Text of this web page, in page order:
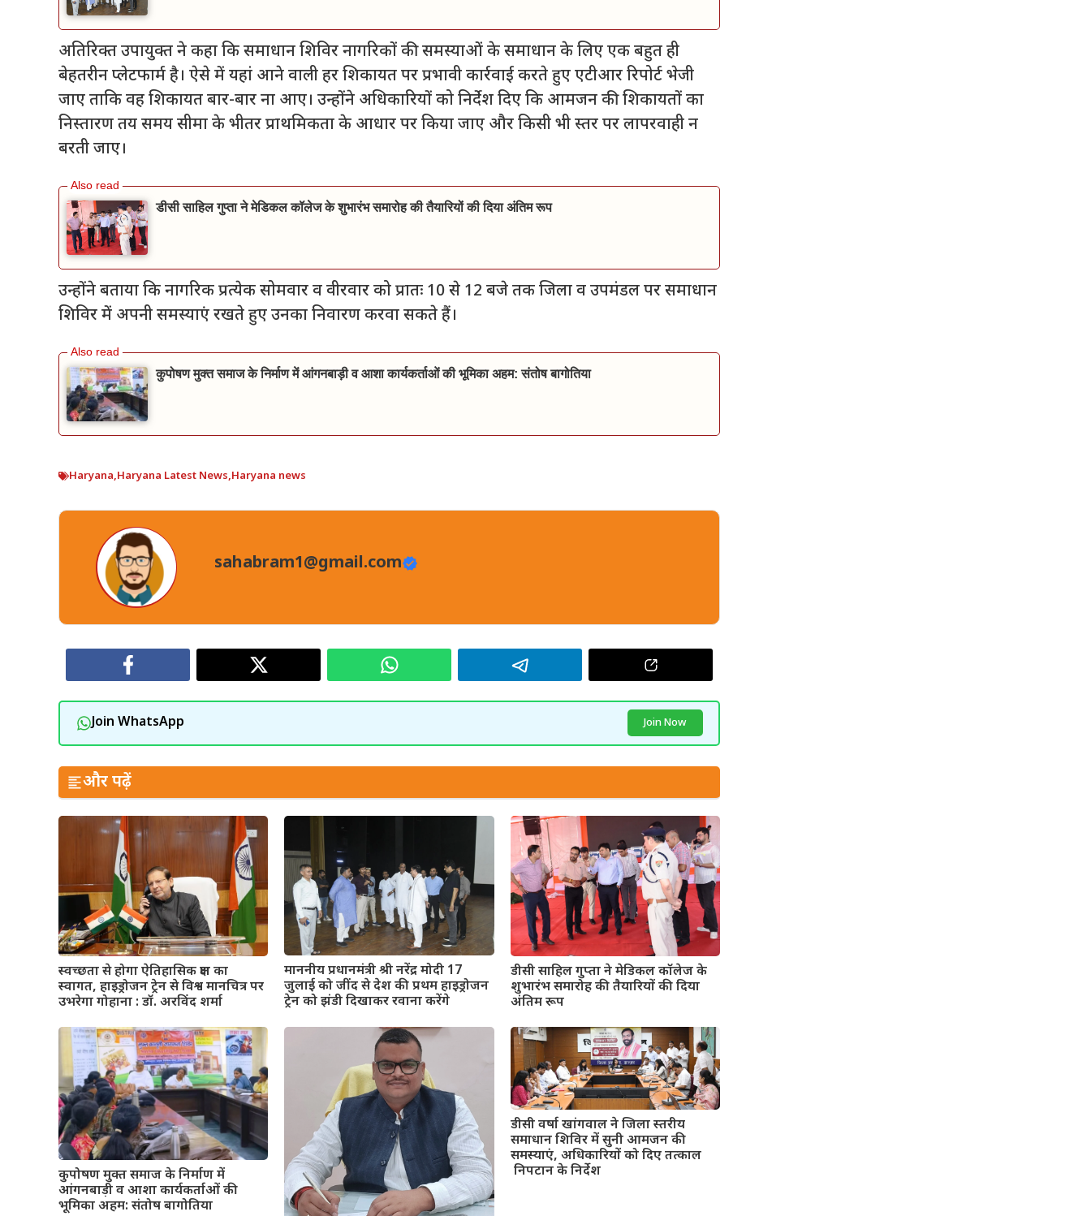
अतिरिक्त उपायुक्त ने कहा कि समाधान शिविर नागरिकों की समस्याओं के समाधान के लिए एक बहुत ही
बेहतरीन प्लेटफार्म है। ऐसे में यहां आने वाली हर शिकायत पर प्रभावी कार्रवाई करते हुए एटीआर रिपोर्ट भेजी
जाए ताकि वह शिकायत बार-बार ना आए। उन्होंने अधिकारियों को निर्देश दिए कि आमजन की शिकायतों का
निस्तारण तय समय सीमा के भीतर प्राथमिकता के आधार पर किया जाए और किसी भी स्तर पर लापरवाही न
बरती जाए।
डीसी साहिल गुप्ता ने मेडिकल कॉलेज के शुभारंभ समारोह की तैयारियों की दिया अंतिम रूप
उन्होंने बताया कि नागरिक प्रत्येक सोमवार व वीरवार को प्रातः 10 से 12 बजे तक जिला व उपमंडल पर समाधान
शिविर में अपनी समस्याएं रखते हुए उनका निवारण करवा सकते हैं।
कुपोषण मुक्त समाज के निर्माण में आंगनबाड़ी व आशा कार्यकर्ताओं की भूमिका अहम: संतोष बागोतिया
Haryana,Haryana Latest News,Haryana news
sahabram1@gmail.com
Join WhatsApp Join Now
और पढ़ें
स्वच्छता से होगा ऐतिहासिक क्षण का
स्वागत, हाइड्रोजन ट्रेन से विश्व मानचित्र पर
उभरेगा गोहाना : डॉ. अरविंद शर्मा
माननीय प्रधानमंत्री श्री नरेंद्र मोदी 17
जुलाई को जींद से देश की प्रथम हाइड्रोजन
ट्रेन को झंडी दिखाकर रवाना करेंगे
डीसी साहिल गुप्ता ने मेडिकल कॉलेज के
शुभारंभ समारोह की तैयारियों की दिया
अंतिम रूप
कुपोषण मुक्त समाज के निर्माण में
आंगनबाड़ी व आशा कार्यकर्ताओं की
भूमिका अहम: संतोष बागोतिया
डीसी वर्षा खांगवाल ने जिला स्तरीय
समाधान शिविर में सुनी आमजन की
समस्याएं, अधिकारियों को दिए तत्काल
निपटान के निर्देश